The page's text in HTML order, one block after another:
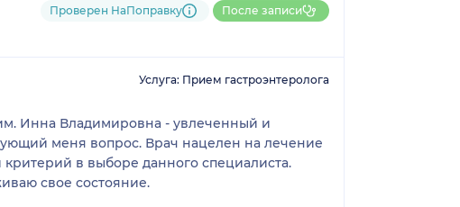
Проверен НаПоправку После записи
Услуга: Прием гастроэнтеролога
Инна Владимировна - увлеченный и
меня вопрос. Врач нацелен на лечение
в выборе данного специалиста.
свое состояние.